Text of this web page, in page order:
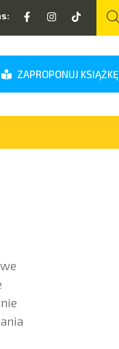
ZAPROPONUJ KSIĄŻKĘ